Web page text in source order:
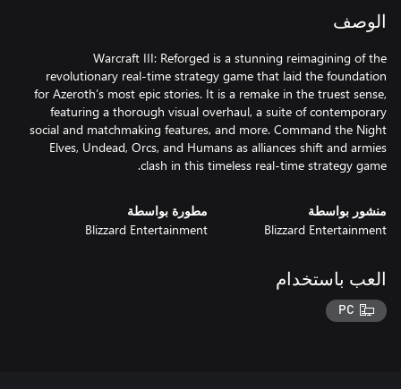
الوصف
Warcraft III: Reforged is a stunning reimagining of the
revolutionary real-time strategy game that laid the foundation
for Azeroth’s most epic stories. It is a remake in the truest sense,
featuring a thorough visual overhaul, a suite of contemporary
social and matchmaking features, and more. Command the Night
Elves, Undead, Orcs, and Humans as alliances shift and armies
clash in this timeless real-time strategy game.
منشور بواسطة
Blizzard Entertainment
مطورة بواسطة
Blizzard Entertainment
العب باستخدام
PC